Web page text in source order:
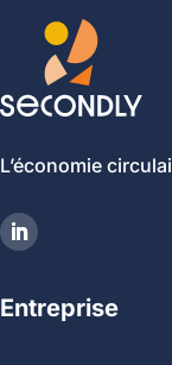
L’économie
Entreprise